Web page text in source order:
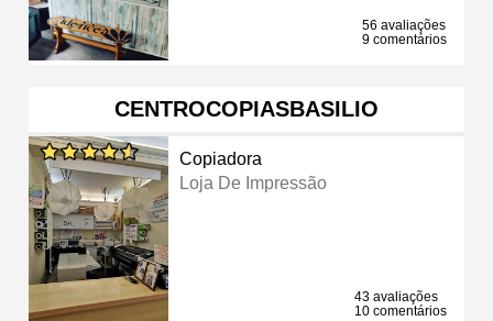
56 avaliações
9 comentários
CENTROCOPIASBASILIO
Copiadora
Loja De Impressão
43 avaliações
10 comentários